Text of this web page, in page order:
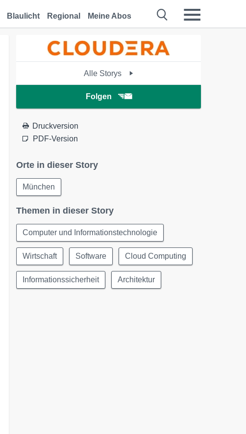
Blaulicht Regional Meine Abos
Alle Storys
Folgen
Druckversion
PDF-Version
Orte in dieser Story
München
Themen in dieser Story
Computer und Informationstechnologie
Wirtschaft Software Cloud Computing
Informationssicherheit Architektur